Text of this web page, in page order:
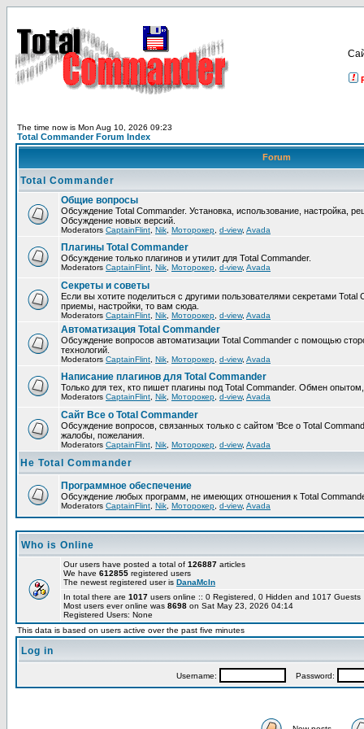
The time now is Mon Aug 10, 2026 09:23
Total Commander Forum Index
Forum
Total Commander
Общие вопросы
Обсуждение Total Commander. Установка, использование, настройка,
Обсуждение новых версий.
Moderators CaptainFlint Nik Моторокер d-view, Avada
Плагины Total Commander
Обсуждение только плагинов и утилит для Total Commander.
Moderators CaptainFlint Nik Моторокер d-view, Avada
Секреты и советы
Если вы хотите поделиться с другими пользователями секретами Total
приемы, настройки, то вам сюда.
Moderators CaptainFlint Nik Моторокер d-view, Avada
Автоматизация Total Commander
Обсуждение вопросов автоматизации Total Commander с помощью
технологий.
Moderators CaptainFlint Nik Моторокер d-view, Avada
Написание плагинов для Total Commander
Только для тех, кто пишет плагины под Total Commander. Обмен
Moderators CaptainFlint Nik Моторокер d-view, Avada
Сайт Все о Total Commander
Обсуждение вопросов, связанных только с сайтом 'Все о Total
жалобы, пожелания.
Moderators CaptainFlint Nik Моторокер d-view, Avada
Не Total Commander
Программное обеспечение
Обсуждение любых программ, не имеющих отношения к Total
Moderators CaptainFlint Nik Моторокер d-view, Avada
Who is Online
Our users have posted a total of 126887 articles
We have 612855 registered users
The newest registered user is DanaMcIn
In total there are 1017 users online :: 0 Registered, 0 Hidden and 1017
Most users ever online was 8698 on Sat May 23, 2026 04:14
Registered Users: None
This data is based on users active over the past five minutes
Log in
Username: Password: